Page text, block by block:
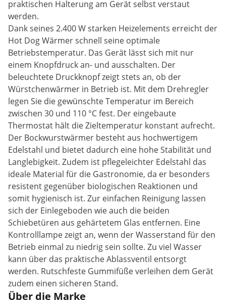
praktischen Halterung am Gerät selbst verstaut
werden.
Dank seines 2.400 W starken Heizelements erreicht der
Hot Dog Wärmer schnell seine optimale
Betriebstemperatur. Das Gerät lässt sich mit nur
einem Knopfdruck an- und ausschalten. Der
beleuchtete Druckknopf zeigt stets an, ob der
Würstchenwärmer in Betrieb ist. Mit dem Drehregler
legen Sie die gewünschte Temperatur im Bereich
zwischen 30 und 110 °C fest. Der eingebaute
Thermostat hält die Zieltemperatur konstant aufrecht.
Der Bockwurstwärmer besteht aus hochwertigem
Edelstahl und bietet dadurch eine hohe Stabilität und
Langlebigkeit. Zudem ist pflegeleichter Edelstahl das
ideale Material für die Gastronomie, da er besonders
resistent gegenüber biologischen Reaktionen und
somit hygienisch ist. Zur einfachen Reinigung lassen
sich der Einlegeboden wie auch die beiden
Schiebetüren aus gehärtetem Glas entfernen. Eine
Kontrolllampe zeigt an, wenn der Wasserstand für den
Betrieb einmal zu niedrig sein sollte. Zu viel Wasser
kann über das praktische Ablassventil entsorgt
werden. Rutschfeste Gummifüße verleihen dem Gerät
zudem einen sicheren Stand.
Über die Marke